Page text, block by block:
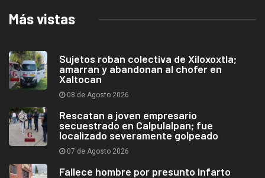
Más vistas
Sujetos roban colectiva de Xiloxoxtla;
amarran y abandonan al chofer en
Xaltocan
08 de Agosto 2026
Rescatan a joven empresario
secuestrado en Calpulalpan; fue
localizado severamente golpeado
07 de Agosto 2026
Fallece hombre por presunto infarto